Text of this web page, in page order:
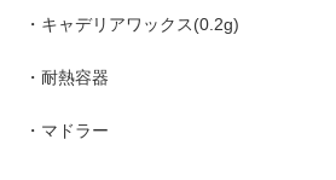
・キャデリアワックス(0.2g)
・耐熱容器
・マドラー